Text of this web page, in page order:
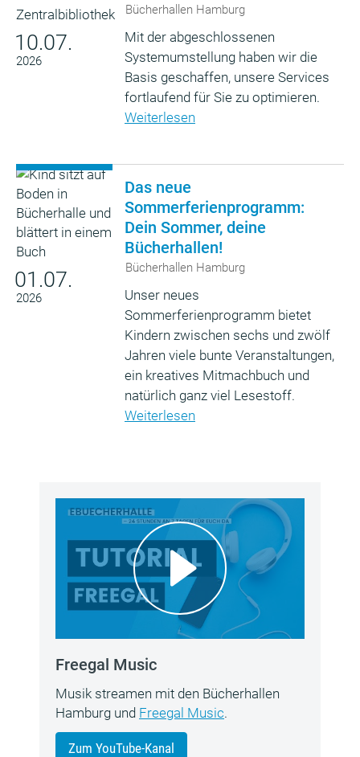
10.07.
2026
Bücherhallen Hamburg
Mit der abgeschlossenen
Systemumstellung haben wir die
Basis geschaffen, unsere Services
fortlaufend für Sie zu optimieren.
Weiterlesen
01.07.
2026
Das neue
Sommerferienprogramm:
Dein Sommer, deine
Bücherhallen!
Bücherhallen Hamburg
Unser neues
Sommerferienprogramm bietet
Kindern zwischen sechs und zwölf
Jahren viele bunte Veranstaltungen,
ein kreatives Mitmachbuch und
natürlich ganz viel Lesestoff.
Weiterlesen
Freegal Music
Musik streamen mit den Bücherhallen
Hamburg und Freegal Music.
Zum YouTube-Kanal